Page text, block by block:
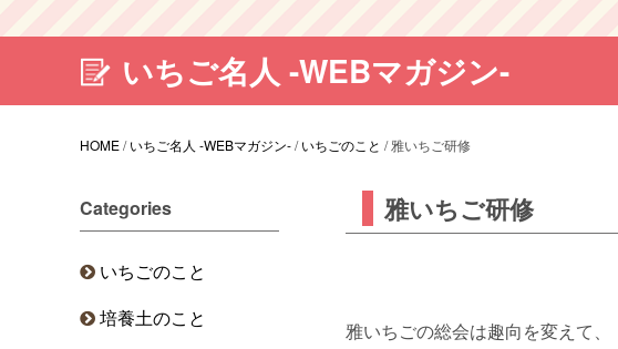
いちご名人 -WEBマガジン-
HOME/いちご名人 -WEBマガジン-/いちごのこと /雅いちご研修
雅いちご研修
雅いちごの総会は趣向を変えて、
Categories
いちごのこと
培養土のこと